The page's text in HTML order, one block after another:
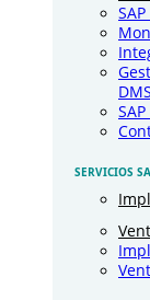
SAP
SERVICIOS